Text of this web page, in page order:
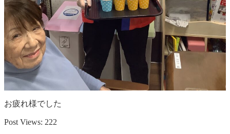
お疲れ様でした
Post Views: 222